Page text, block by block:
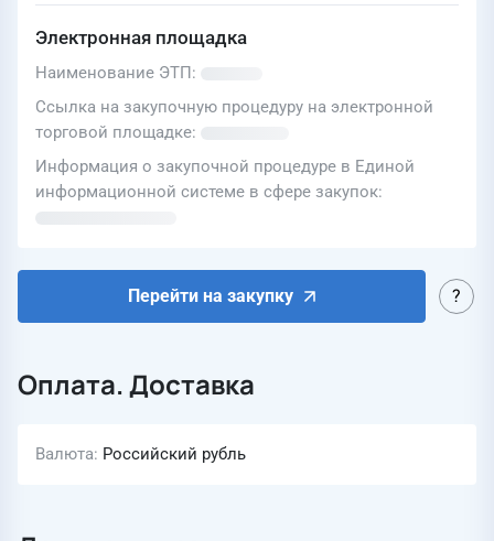
Электронная площадка
Наименование ЭТП
Ссылка на закупочную процедуру на электронной
торговой площадке
Информация о закупочной процедуре в Единой
информационной системе в сфере закупок
Перейти на закупку
Оплата. Доставка
Валюта Российский рубль